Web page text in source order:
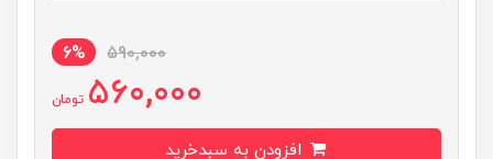
590,000
6%
560,000 تومان